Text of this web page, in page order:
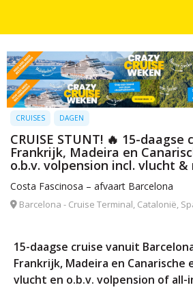
CRUISES DAGEN
CRUISE STUNT! 🔥 15-
Frankrijk, Madeira en
o.b.v. volpension incl. vlucht &
Costa Fascinosa – afvaart Barcelona
Barcelona - Cruise Terminal, Catalonië,
15-daagse cruise vanuit
Frankrijk, Madeira en Canarische
vlucht en o.b.v. volpension of all-